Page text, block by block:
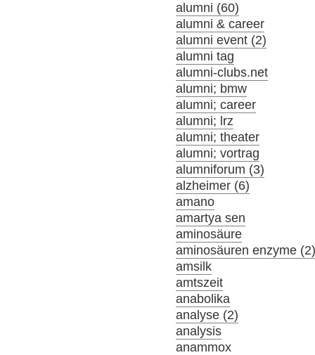
alumni (60)
alumni & career
alumni event (2)
alumni tag
alumni-clubs.net
alumni; bmw
alumni; career
alumni; lrz
alumni; theater
alumni; vortrag
alumniforum (3)
alzheimer (6)
amano
amartya sen
aminosäure
aminosäuren enzyme
amsilk
amtszeit
anabolika
analyse (2)
analysis
anammox